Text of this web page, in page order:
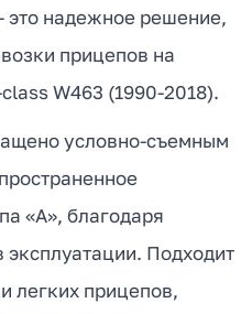
это надежное решение,
прицепов на
W463 (1990-2018).
условно-съемным
«А», благодаря
эксплуатации. Подходит
легких прицепов,